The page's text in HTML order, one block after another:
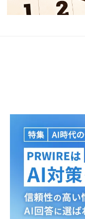
Japanese
English